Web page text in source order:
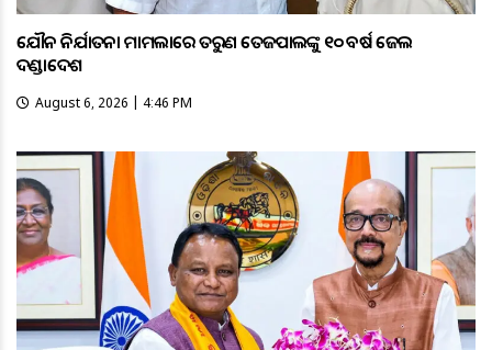
ଯୌନ ନିର୍ଯାତନା ମାମଲାରେ ତରୁଣ ତେଜପାଲଙ୍କୁ ୧୦ ବର୍ଷ ଜେଲ
ଦଣ୍ଡାଦେଶ
August 6, 2026 | 4:46 PM